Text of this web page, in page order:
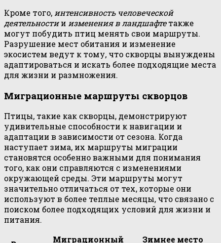
Кроме того, интенсивность человеческой
деятельностии изменения в ландшафтетакже
могут побудить птиц менять свои маршруты.
Разрушение мест обитания и изменение
экосистем ведут к тому, что скворцы вынуждены
адаптироваться и искать более подходящие места
для жизни и размножения.
Миграционные маршруты скворцов
Птицы, такие как скворцы, демонстрируют
удивительные способности к навигации и
адаптации в зависимости от сезона. Когда
наступает зима, их маршруты миграции
становятся особенно важными для понимания
того, как они справляются с изменениями
окружающей среды. Эти маршруты могут
значительно отличаться от тех, которые они
используют в более теплые месяцы, что связано с
поиском более подходящих условий для жизни и
питания.
Миграционный Зимнее место